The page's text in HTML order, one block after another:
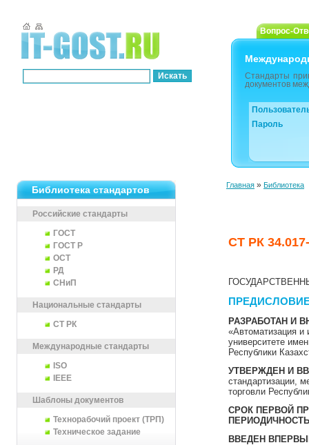
Вопрос-
Стандарты
документов
Пароль
Библиотека стандартов
Российские стандарты
ГОСТ
ГОСТ Р
ОСТ
РД
СНиП
Национальные стандарты
СТ РК
Международные стандарты
ISO
IEEE
Шаблоны документов
Технорабочий проект (ТРП)
Техническое задание
Главная » Библиотека
СТ РК
РАЗРАБОТАН И
«Автоматизация и
университете
Республики
УТВЕРЖДЕН И
стандартизации,
торговли
СРОК ПЕРВОЙ
ВВЕДЕН